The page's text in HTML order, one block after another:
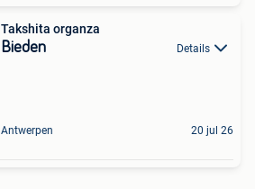
Takshita organza
Bieden Details
Antwerpen 20 jul 26